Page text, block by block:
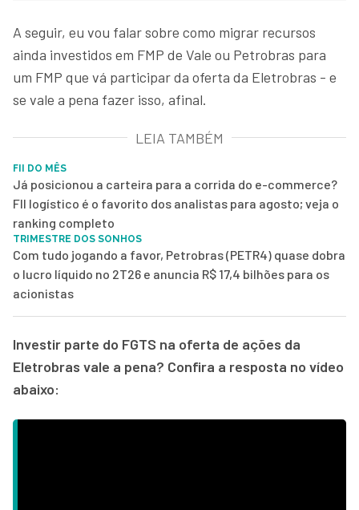
A seguir, eu vou falar sobre como migrar recursos
ainda investidos em FMP de Vale ou Petrobras para
um FMP que vá participar da oferta da Eletrobras - e
se vale a pena fazer isso, afinal.
LEIA TAMBÉM
FII DO MÊS
Já posicionou a carteira para a corrida do e-commerce?
FII logístico é o favorito dos analistas para agosto; veja o
ranking completo
TRIMESTRE DOS SONHOS
Com tudo jogando a favor, Petrobras (PETR4) quase dobra
o lucro líquido no 2T26 e anuncia R$ 17,4 bilhões para os
acionistas
Investir parte do FGTS na oferta de ações da
Eletrobras vale a pena? Confira a resposta no vídeo
abaixo: